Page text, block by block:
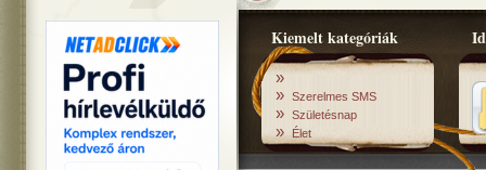
Kiemelt kategóriák
»
» Szerelmes SMS
» Születésnap
» Élet